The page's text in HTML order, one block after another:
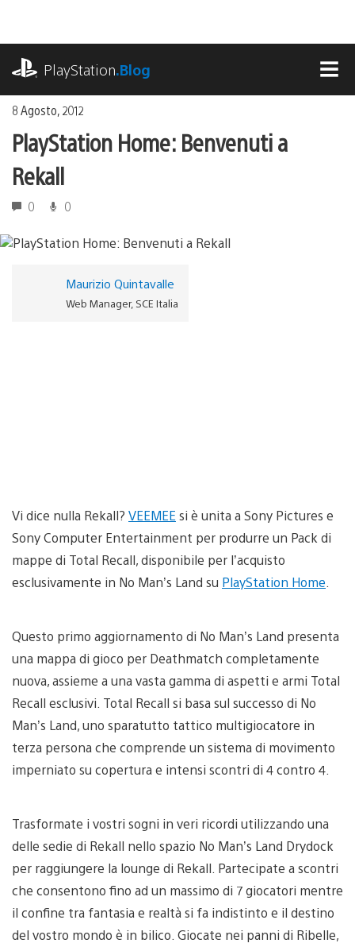
contenuto
PlayStation.Blog
8 Agosto, 2012
PlayStation Home: Benvenuti a
Rekall
0 0
Maurizio Quintavalle
Web Manager, SCE Italia
Vi dice nulla Rekall? VEEMEE si è unita a Sony Pictures e
Sony Computer Entertainment per produrre un Pack di
mappe di Total Recall, disponibile per l’acquisto
esclusivamente in No Man’s Land su PlayStation Home
Questo primo aggiornamento di No Man’s Land presenta
una mappa di gioco per Deathmatch completamente
nuova, assieme a una vasta gamma di aspetti e armi Total
Recall esclusivi. Total Recall si basa sul successo di No
Man’s Land, uno sparatutto tattico multigiocatore in
terza persona che comprende un sistema di movimento
imperniato su copertura e intensi scontri di 4 contro 4.
Trasformate i vostri sogni in veri ricordi utilizzando una
delle sedie di Rekall nello spazio No Man’s Land Drydock
per raggiungere la lounge di Rekall. Partecipate a scontri
che consentono fino ad un massimo di 7 giocatori mentre
il confine tra fantasia e realtà si fa indistinto e il destino
del vostro mondo è in bilico. Giocate nei panni di Ribelle,